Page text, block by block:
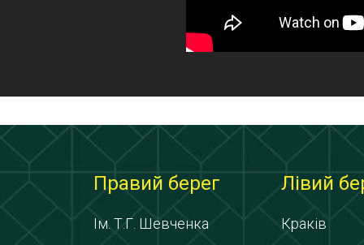
Правий берег
Ім. Т.Г. Шевченка
Лівий
Краків